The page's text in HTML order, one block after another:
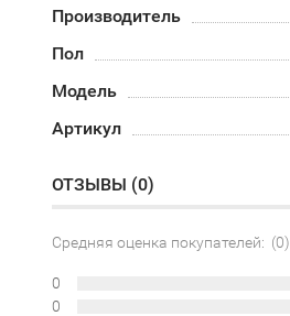
Производитель
Пол
Модель
Артикул
ОТЗЫВЫ (0)
Средняя оценка покупателей: (0)
0
0